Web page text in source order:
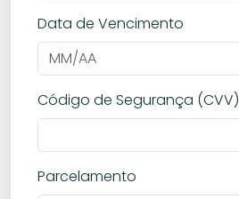
Data de Vencimento
Código de Segurança (CVV)
Parcelamento